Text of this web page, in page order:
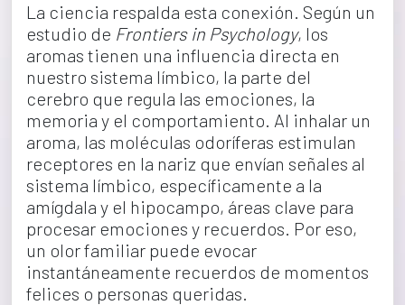
La ciencia respalda esta conexión. Según un
estudio de Frontiers in Psychology, los
aromas tienen una influencia directa en
nuestro sistema límbico, la parte del
cerebro que regula las emociones, la
memoria y el comportamiento. Al inhalar un
aroma, las moléculas odoríferas estimulan
receptores en la nariz que envían señales al
sistema límbico, específicamente a la
amígdala y el hipocampo, áreas clave para
procesar emociones y recuerdos. Por eso,
un olor familiar puede evocar
instantáneamente recuerdos de momentos
felices o personas queridas.